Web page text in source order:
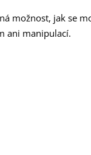
možnost, jak se
ani manipulací.